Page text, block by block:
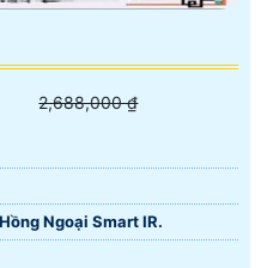
2,688,000 ₫
Ngoại Smart IR.